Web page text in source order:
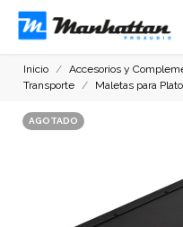
Inicio Accesorios y
Transporte
Maletas para
AGOTADO